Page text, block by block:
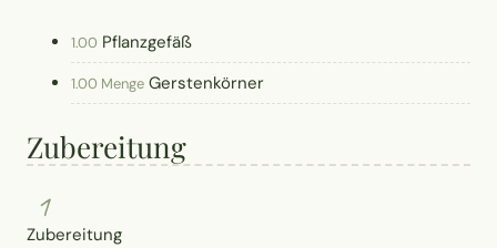
1.00 Pflanzgefäß
1.00 Menge Gerstenkörner
Zubereitung
1
Zubereitung